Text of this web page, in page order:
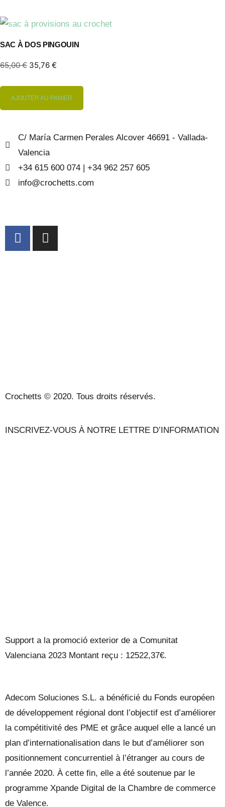
SAC À DOS PINGOUIN
65,00€ 35,76 €
AJOUTER AU PANIER
C/ María Carmen Perales Alcover 46691 - Vallada-
Valencia
+34 615 600 074 | +34 962 257 605
info@crochetts.com
Crochetts © 2020. Tous droits réservés.
INSCRIVEZ-VOUS À NOTRE LETTRE D’INFORMATION
Support a la promoció exterior de a Comunitat
Valenciana 2023 Montant reçu : 12522,37€.
Adecom Soluciones S.L. a bénéficié du Fonds européen
de développement régional dont l’objectif est d’améliorer
la compétitivité des PME et grâce auquel elle a lancé un
plan d’internationalisation dans le but d’améliorer son
positionnement concurrentiel à l’étranger au cours de
l’année 2020. À cette fin, elle a été soutenue par le
programme Xpande Digital de la Chambre de commerce
de Valence.